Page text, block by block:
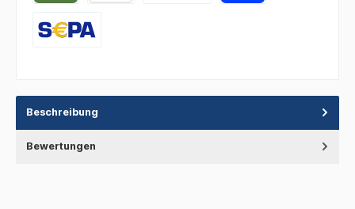
Beschreibung
Bewertungen